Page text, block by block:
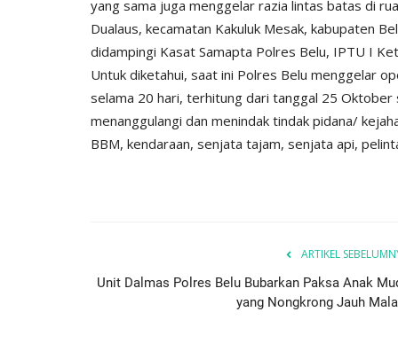
yang sama juga menggelar razia lintas batas di
Dualaus, kecamatan Kakuluk Mesak, kabupaten
didampingi Kasat Samapta Polres Belu, IPTU I
Untuk diketahui, saat ini Polres Belu menggelar
selama 20 hari, terhitung dari tanggal 25
menanggulangi dan menindak tindak pidana/
BBM, kendaraan, senjata tajam, senjata api,
ARTIKEL
Unit Dalmas Polres Belu Bubarkan Paksa Anak
yang Nongkrong Jauh